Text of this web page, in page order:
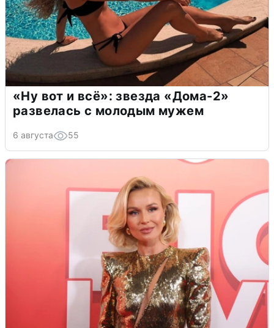
«Ну вот и всё»: звезда «Дома-2»
развелась с молодым мужем
6 августа 55